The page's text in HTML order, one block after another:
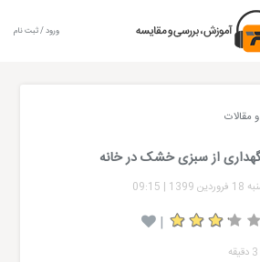
ورود / ثبت نام
مقالات
از سبزی خشک در خانه
1399
|
09:15
|